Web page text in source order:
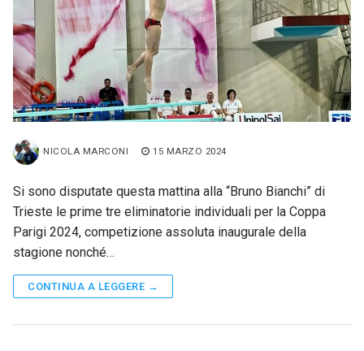
NICOLA MARCONI 15 MARZO 2024
Si sono disputate questa mattina alla “Bruno Bianchi” di
Trieste le prime tre eliminatorie individuali per la Coppa
Parigi 2024, competizione assoluta inaugurale della
stagione nonché…
CONTINUA A LEGGERE →